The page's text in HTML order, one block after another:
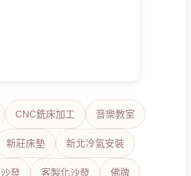
CNC銑床加工 音樂教室
新莊床墊 新北冷氣安裝
沙發 客製化沙發 佛牌